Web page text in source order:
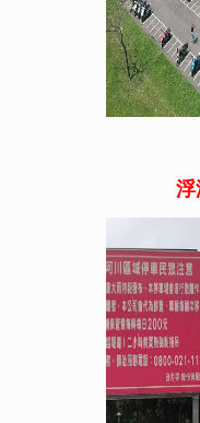
浮